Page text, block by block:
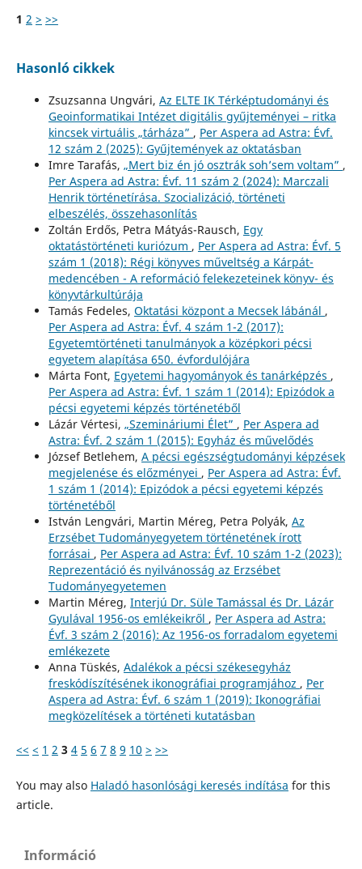
1 2 > >>
Hasonló cikkek
Zsuzsanna Ungvári, Az ELTE IK Térképtudományi és
Geoinformatikai Intézet digitális gyűjteményei – ritka
kincsek virtuális „tárháza” , Per Aspera ad Astra: Évf.
12 szám 2 (2025): Gyűjtemények az oktatásban
Imre Tarafás, „Mert biz én jó osztrák soh’sem voltam” ,
Per Aspera ad Astra: Évf. 11 szám 2 (2024): Marczali
Henrik történetírása. Szocializáció, történeti
elbeszélés, összehasonlítás
Zoltán Erdős, Petra Mátyás-Rausch, Egy
oktatástörténeti kuriózum , Per Aspera ad Astra: Évf. 5
szám 1 (2018): Régi könyves műveltség a Kárpát-
medencében - A reformáció felekezeteinek könyv- és
könyvtárkultúrája
Tamás Fedeles, Oktatási központ a Mecsek lábánál ,
Per Aspera ad Astra: Évf. 4 szám 1-2 (2017):
Egyetemtörténeti tanulmányok a középkori pécsi
egyetem alapítása 650. évfordulójára
Márta Font, Egyetemi hagyományok és tanárképzés ,
Per Aspera ad Astra: Évf. 1 szám 1 (2014): Epizódok a
pécsi egyetemi képzés történetéből
Lázár Vértesi, „Szemináriumi Élet” , Per Aspera ad
Astra: Évf. 2 szám 1 (2015): Egyház és művelődés
József Betlehem, A pécsi egészségtudományi képzések
megjelenése és előzményei , Per Aspera ad Astra: Évf.
1 szám 1 (2014): Epizódok a pécsi egyetemi képzés
történetéből
István Lengvári, Martin Méreg, Petra Polyák, Az
Erzsébet Tudományegyetem történetének írott
forrásai , Per Aspera ad Astra: Évf. 10 szám 1-2 (2023):
Reprezentáció és nyilvánosság az Erzsébet
Tudományegyetemen
Martin Méreg, Interjú Dr. Süle Tamással és Dr. Lázár
Gyulával 1956-os emlékeikről , Per Aspera ad Astra:
Évf. 3 szám 2 (2016): Az 1956-os forradalom egyetemi
emlékezete
Anna Tüskés, Adalékok a pécsi székesegyház
freskódíszítésének ikonográfiai programjához , Per
Aspera ad Astra: Évf. 6 szám 1 (2019): Ikonográfiai
megközelítések a történeti kutatásban
<< < 1 2 3 4 5 6 7 8 9 10 > >>
You may also Haladó hasonlósági keresés indítása for this
article.
Információ